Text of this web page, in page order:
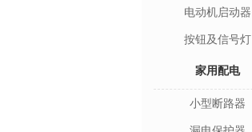
电动机启动器
按钮及信号灯
家用配电
小型断路器